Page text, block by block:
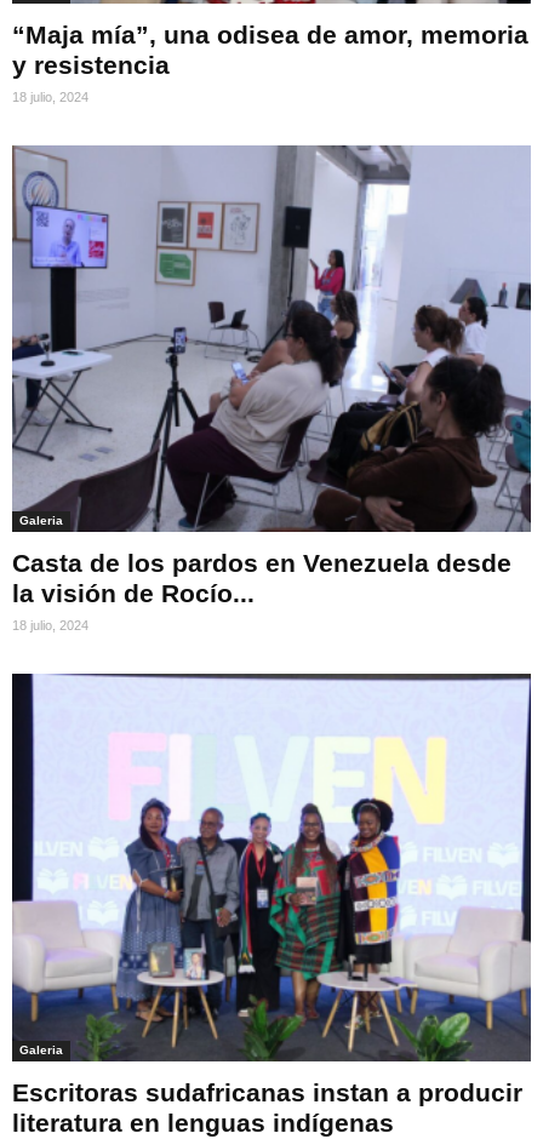
“Maja mía”, una odisea de amor, memoria
y resistencia
18 julio, 2024
Galeria
Casta de los pardos en Venezuela desde
la visión de Rocío...
18 julio, 2024
Galeria
Escritoras sudafricanas instan a producir
literatura en lenguas indígenas